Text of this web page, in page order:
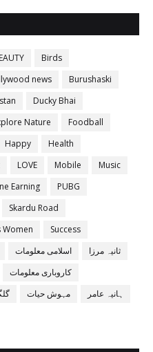
Birds
news
Burushaski
Ducky Bhai
Nature
Foodball
Happy
Health
LOVE Mobile
Music
Earning
PUBG
Skardu Road
Women
Success
اسلامی معلومات
ثانیہ مرزا
کاروباری معلومات
مہوش حیات
ہانیہ عامر